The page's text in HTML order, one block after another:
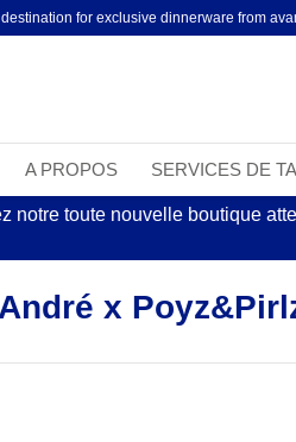
for exclusive dinnerware from
A PROPOS SERVICES DE
notre toute nouvelle boutique
x